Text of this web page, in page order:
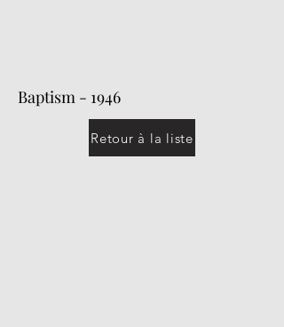
Baptism - 1946
Retour à la liste